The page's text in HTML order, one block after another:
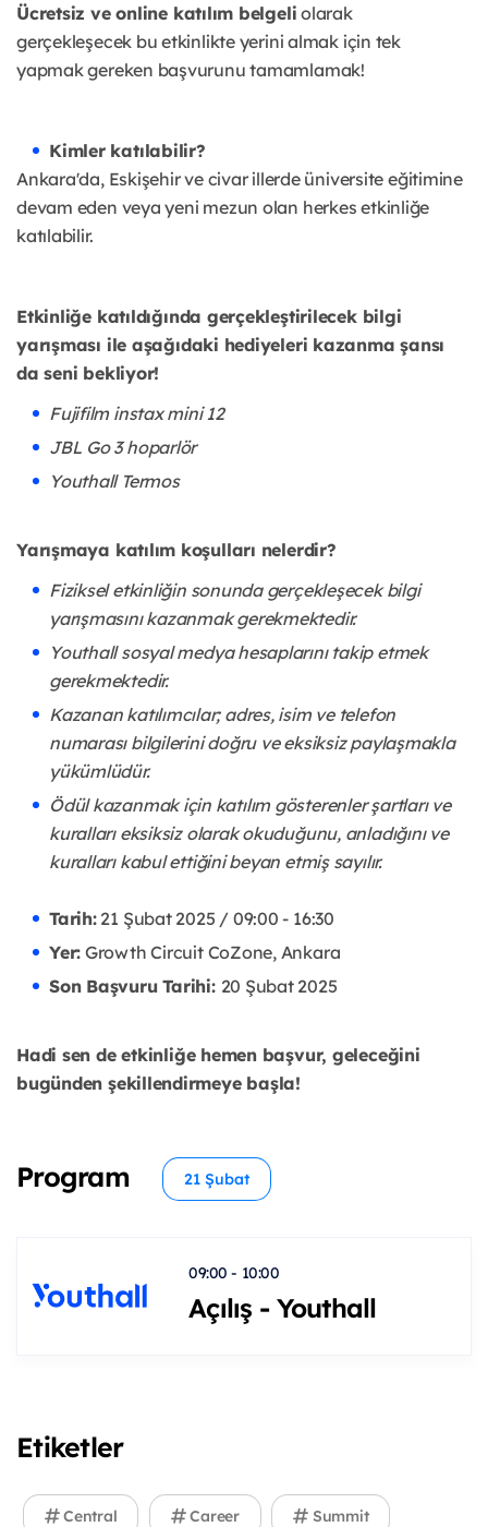
Ücretsiz ve online katılım belgeli olarak
gerçekleşecek bu etkinlikte yerini almak için tek
yapmak gereken başvurunu tamamlamak!
Kimler katılabilir?
Ankara'da, Eskişehir ve civar illerde üniversite eğitimine
devam eden veya yeni mezun olan herkes etkinliğe
katılabilir.
Etkinliğe katıldığında gerçekleştirilecek bilgi
yarışması ile aşağıdaki hediyeleri kazanma şansı
da seni bekliyor!
Fujifilm instax mini 12
JBL Go 3 hoparlör
Youthall Termos
Yarışmaya katılım koşulları nelerdir?
Fiziksel etkinliğin sonunda gerçekleşecek bilgi
yarışmasını kazanmak gerekmektedir.
Youthall sosyal medya hesaplarını takip etmek
gerekmektedir.
Kazanan katılımcılar; adres, isim ve telefon
numarası bilgilerini doğru ve eksiksiz paylaşmakla
yükümlüdür.
Ödül kazanmak için katılım gösterenler şartları ve
kuralları eksiksiz olarak okuduğunu, anladığını ve
kuralları kabul ettiğini beyan etmiş sayılır.
Tarih:21 Şubat 2025 / 09:00 - 16:30
Yer: Growth Circuit CoZone, Ankara
Son Başvuru Tarihi: 20 Şubat 2025
Hadi sen de etkinliğe hemen başvur, geleceğini
bugünden şekillendirmeye başla!
Program 21 Şubat
09:00 - 10:00
Açılış - Youthall
Etiketler
Central Career Summit